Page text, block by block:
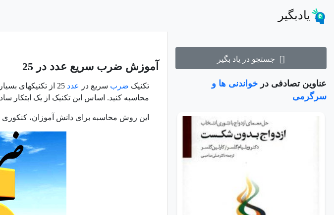
یادبگیر
جستجو در یاد بگیر
عناوین تصادفی در خواندنی ها و
سرگرمی
آموزش ضرب سریع عدد در 25
تکنیک ضرب سریع در عدد
محاسبه کنید. اساس این تکنیک از یک ابتکار
این روش محاسبه برای دانش آموزان، کنکوری